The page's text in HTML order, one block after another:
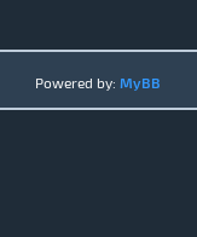
Powered by: MyBB